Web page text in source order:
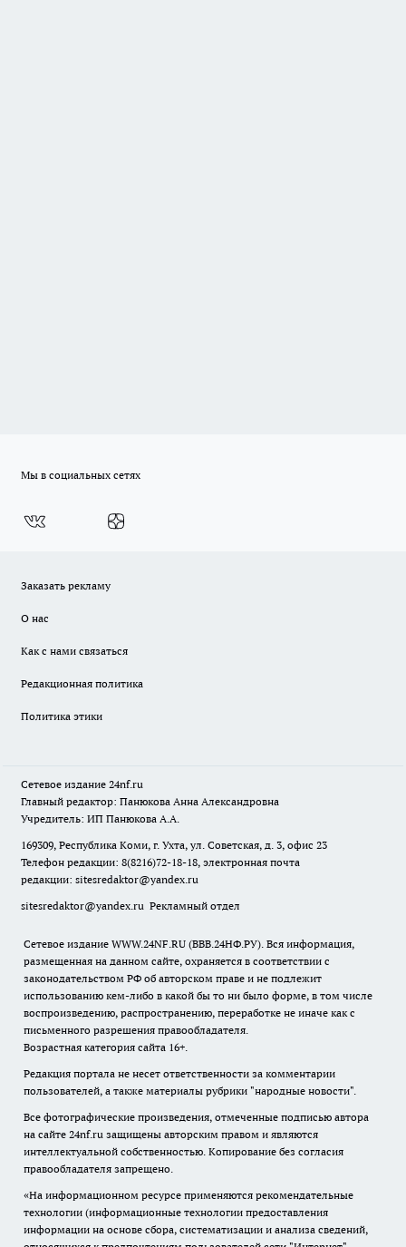
Мы в социальных сетях
Заказать рекламу
О нас
Как с нами связаться
Редакционная политика
Политика этики
Сетевое издание 24nf.ru
Главный редактор: Панюкова Анна Александровна
Учредитель: ИП Панюкова А.А.
169309, Республика Коми, г. Ухта, ул. Советская, д. 3, офис 23
Телефон редакции: 8(8216)72-18-18, электронная почта
редакции: sitesredaktor@yandex.ru
sitesredaktor@yandex.ru Рекламный отдел
Сетевое издание WWW.24NF.RU (ВВВ.24НФ.РУ). Вся информация,
размещенная на данном сайте, охраняется в соответствии с
законодательством РФ об авторском праве и не подлежит
использованию кем-либо в какой бы то ни было форме, в том числе
воспроизведению, распространению, переработке не иначе как с
письменного разрешения правообладателя.
Возрастная категория сайта 16+.
Редакция портала не несет ответственности за комментарии
пользователей, а также материалы рубрики "народные новости".
Все фотографические произведения, отмеченные подписью автора
на сайте 24nf.ru защищены авторским правом и являются
интеллектуальной собственностью. Копирование без согласия
правообладателя запрещено.
«На информационном ресурсе применяются рекомендательные
технологии (информационные технологии предоставления
информации на основе сбора, систематизации и анализа сведений,